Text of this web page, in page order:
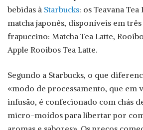
bebidas à Starbucks: os Teavana
matcha japonês, disponíveis em
frapuccino: Matcha Tea Latte,
Apple Rooibos Tea Latte.
Segundo a Starbucks, o que
«modo de processamento, que em
infusão, é confecionado com chás
micro-moídos para libertar por